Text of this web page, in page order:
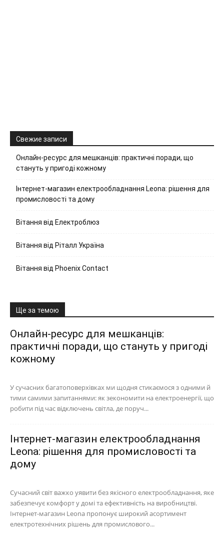
Свежие записи
Онлайн-ресурс для мешканців: практичні поради, що
стануть у пригоді кожному
Інтернет-магазин електрообладнання Leona: рішення для
промисловості та дому
Вітання від Електроблюз
Вітання від Ріталл Україна
Вітання від Phoenix Contact
Ще за темою
Онлайн-ресурс для мешканців:
практичні поради, що стануть у пригоді
кожному
У сучасних багатоповерхівках ми щодня стикаємося з одними й
тими самими запитаннями: як зекономити на електроенергії, що
робити під час відключень світла, де поруч...
Інтернет-магазин електрообладнання
Leona: рішення для промисловості та
дому
Сучасний світ важко уявити без якісного електрообладнання, яке
забезпечує комфорт у домі та ефективність на виробництві.
Інтернет-магазин Leona пропонує широкий асортимент
електротехнічних рішень для промислового...